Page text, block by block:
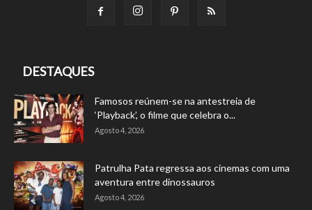
DESTAQUES
Famosos reúnem-se na antestreia de
‘Playback’, o filme que celebra o...
Agosto 4, 2026
Patrulha Pata regressa aos cinemas com uma
aventura entre dinossauros
Agosto 4, 2026